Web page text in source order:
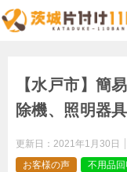
【水戸市】簡
除機、照明器
更新日： 2021年1月30日
お客様の声
不用品